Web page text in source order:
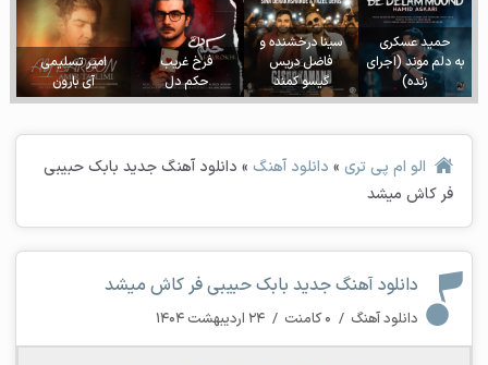
حمید عسکری
به دلم موند (اجرای
زنده)
سینا درخشنده و
فاضل دریس
گیسو کمند
فرخ غریب
حکم دل
امیر تسلیمی
آی بارون
الو ام پی تری» دانلود آهنگ » دانلود آهنگ جدید بابک حبیبی
فر کاش میشد
دانلود آهنگ جدید بابک حبیبی فر کاش میشد
دانلود آهنگ / ۰ کامنت / ۲۴ اردیبهشت ۱۴۰۴